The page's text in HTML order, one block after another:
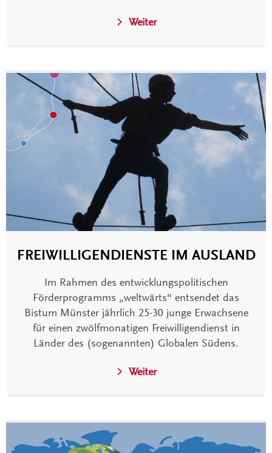
Weiter
FREIWILLIGENDIENSTE IM AUSLAND
Im Rahmen des entwicklungspolitischen
Förderprogramms „weltwärts“ entsendet das
Bistum Münster jährlich 25-30 junge Erwachsene
für einen zwölfmonatigen Freiwilligendienst in
Länder des (sogenannten) Globalen Südens.
Weiter